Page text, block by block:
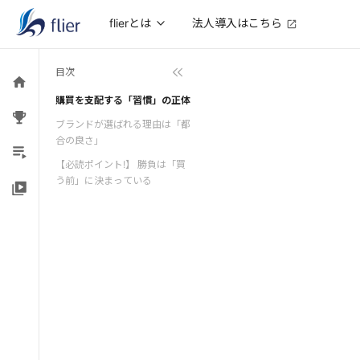
flierとは 法人導入はこちら
目次
購買を支配する「習慣」の正体
ブランドが選ばれる理由は「都
合の良さ」
【必読ポイント!】 勝負は「買
う前」に決まっている